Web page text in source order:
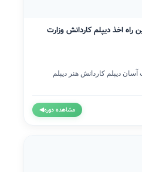
راه اخذ دیپلم کاردانش وزارت
آسان دیپلم کاردانش هنر دیپلم
مشاهده دوره◀